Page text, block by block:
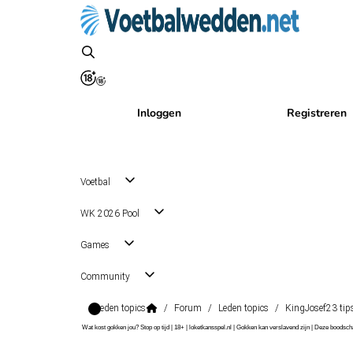
Inloggen Registreren
Voetbal
WK 2026 Pool
Games
Community
Leden topics / Forum / Leden topics / KingJosef23
Wat kost gokken jou? Stop op tijd | 18+ | loketkansspel.nl | Gokken kan verslavend zijn | Deze